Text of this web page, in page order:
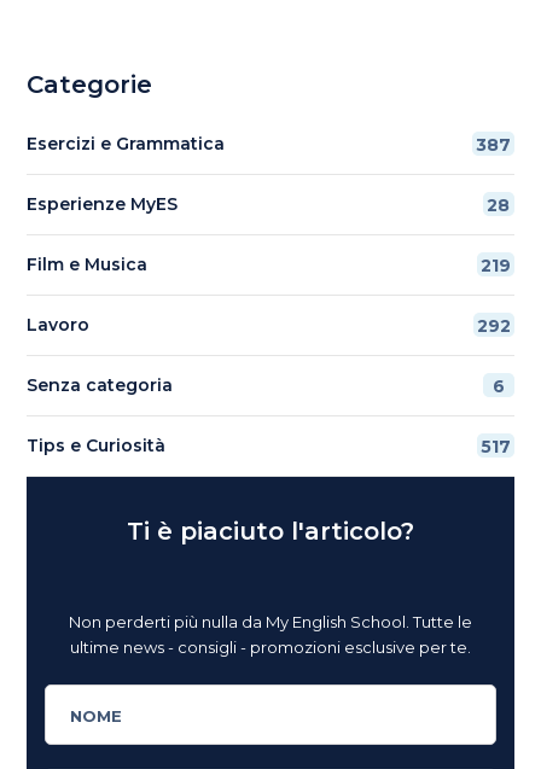
Categorie
Esercizi e Grammatica 387
Esperienze MyES 28
Film e Musica 219
Lavoro 292
Senza categoria 6
Tips e Curiosità 517
Ti è piaciuto l'articolo?
Non perderti più nulla da My English School. Tutte le
ultime news - consigli - promozioni esclusive per te.